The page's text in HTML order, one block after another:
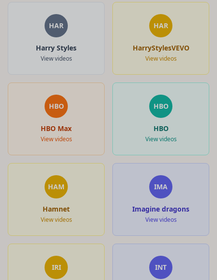
HAR
Harry Styles
View videos
HAR
HarryStylesVEVO
View videos
HBO
HBO Max
View videos
HBO
HBO
View videos
HAM
Hamnet
View videos
IMA
Imagine dragons
View videos
IRI INT